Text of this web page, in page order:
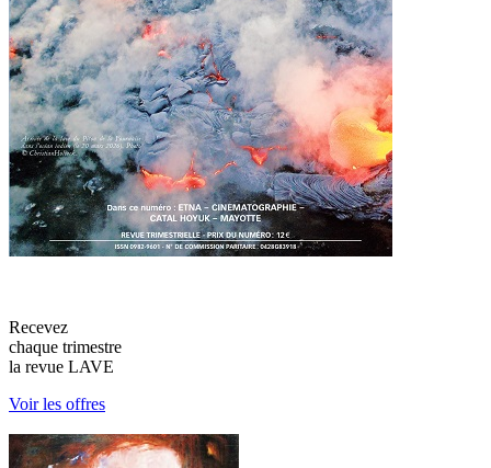
Recevez
chaque trimestre
la revue LAVE
Voir les offres